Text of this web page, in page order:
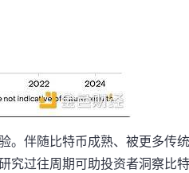
。伴随比特币成熟、被更多传
究过往周期可助投资者洞察比